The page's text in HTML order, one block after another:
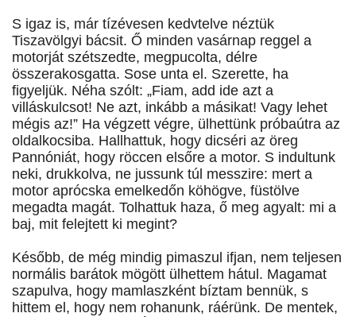
S igaz is, már tízévesen kedvtelve néztük
Tiszavölgyi bácsit. Ő minden vasárnap reggel a
motorját szétszedte, megpucolta, délre
összerakosgatta. Sose unta el. Szerette, ha
figyeljük. Néha szólt: „Fiam, add ide azt a
villáskulcsot! Ne azt, inkább a másikat! Vagy lehet
mégis az!” Ha végzett végre, ülhettünk próbaútra az
oldalkocsiba. Hallhattuk, hogy dicséri az öreg
Pannóniát, hogy röccen elsőre a motor. S indultunk
neki, drukkolva, ne jussunk túl messzire: mert a
motor aprócska emelkedőn köhögve, füstölve
megadta magát. Tolhattuk haza, ő meg agyalt: mi a
baj, mit felejtett ki megint?
Később, de még mindig pimaszul ifjan, nem teljesen
normális barátok mögött ülhettem hátul. Magamat
szapulva, hogy mamlaszként bíztam bennük, s
hittem el, hogy nem rohanunk, ráérünk. De mentek,